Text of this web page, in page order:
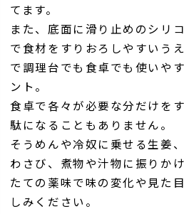
てます。
また、底面に滑り止めのシリ
で食材をすりおろしやすいう
で調理台でも食卓でも使いや
ント。
食卓で各々が必要な分だけを
駄になることもありません。
そうめんや冷奴に乗せる生姜
わさび、煮物や汁物に振りか
たての薬味で味の変化や見た
しみください。